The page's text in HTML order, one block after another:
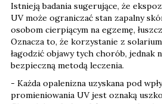
Istnieją badania sugerujące, że
UV może ograniczać stan zapalny
osobom cierpiącym na egzemę,
Oznacza to, że korzystanie z
łagodzić objawy tych chorób, jednak
bezpieczną metodą leczenia.
- Każda opalenizna uzyskana pod
promieniowania UV jest oznaką